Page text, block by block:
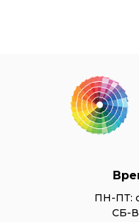
ПН-ПТ:
СБ-